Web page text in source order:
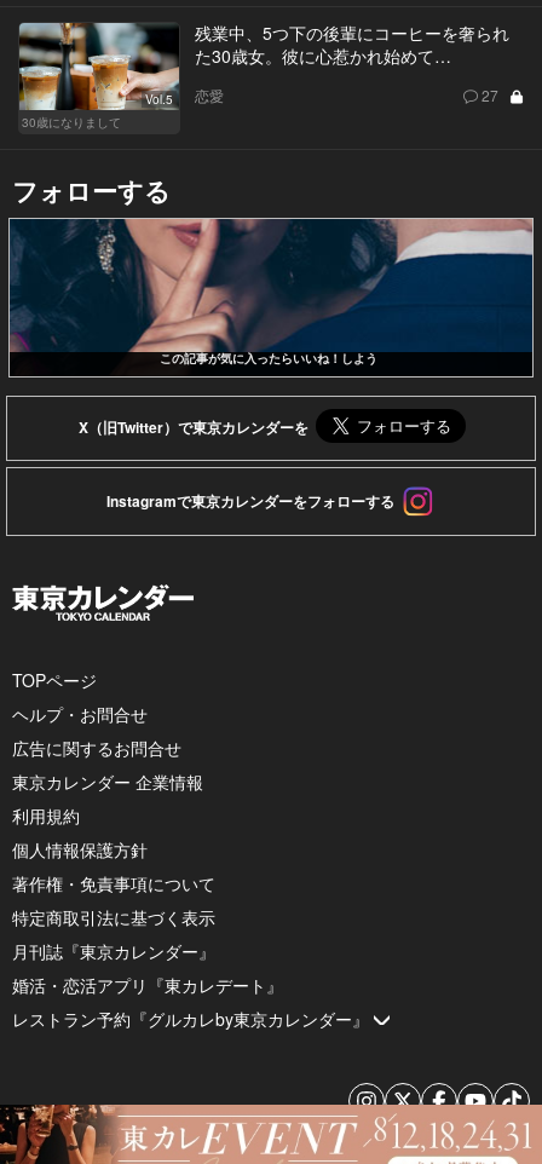
Vol.5
30歳になりまして
残業中、5つ下の後輩にコーヒーを奢られ
た30歳女。彼に心惹かれ始めて…
恋愛 27
フォローする
この記事が気に入ったらいいね！しよう
X（旧Twitter）で東京カレンダーを
Instagramで東京カレンダーをフォローする
TOPページ
ヘルプ・お問合せ
広告に関するお問合せ
東京カレンダー 企業情報
利用規約
個人情報保護方針
著作権・免責事項について
特定商取引法に基づく表示
月刊誌『東京カレンダー』
婚活・恋活アプリ『東カレデート』
レストラン予約『グルカレby東京カレンダー』
© 2026 by Tokyo Calendar, Inc.